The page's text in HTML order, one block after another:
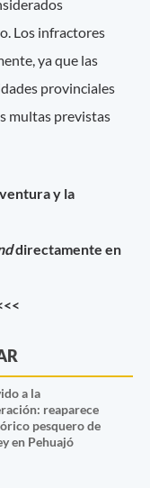
Los infractores
ya que las
provinciales
multas previstas
y la
directamente en
a la
reaparece
pesquero de
en Pehuajó